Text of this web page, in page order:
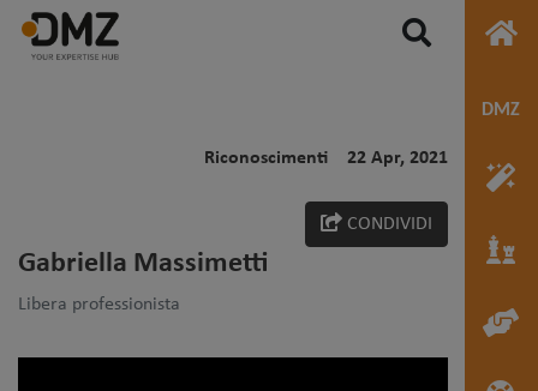
Riconoscimenti 22 Apr, 2021
CONDIVIDI
Gabriella Massimetti
Libera professionista